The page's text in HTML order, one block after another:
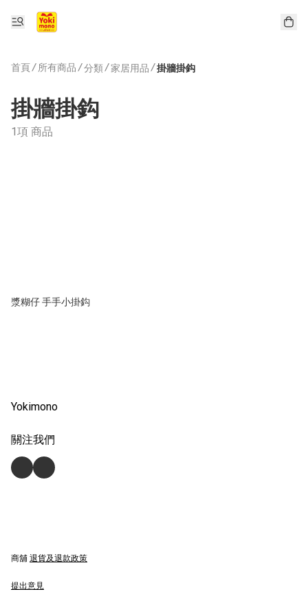
首頁/ 所有商品 /分類/家居用品 /掛牆掛鈎
掛牆掛鈎
1項 商品
漿糊仔 手手小掛鈎
Yokimono
關注我們
商舖 退貨及退款政策
提出意見